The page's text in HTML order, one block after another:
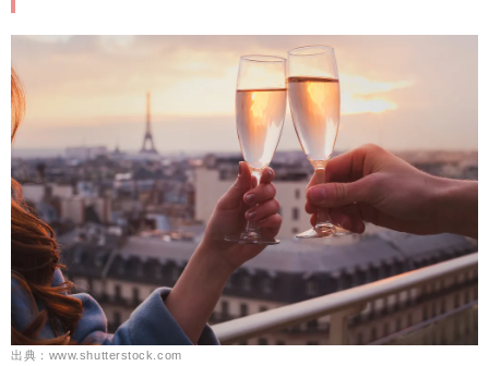
出典：www.shutterstock.com